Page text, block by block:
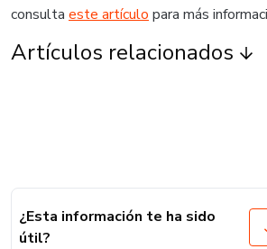
consulta este artículo para más
Artículos relacionados
¿Esta información te ha sido
útil?